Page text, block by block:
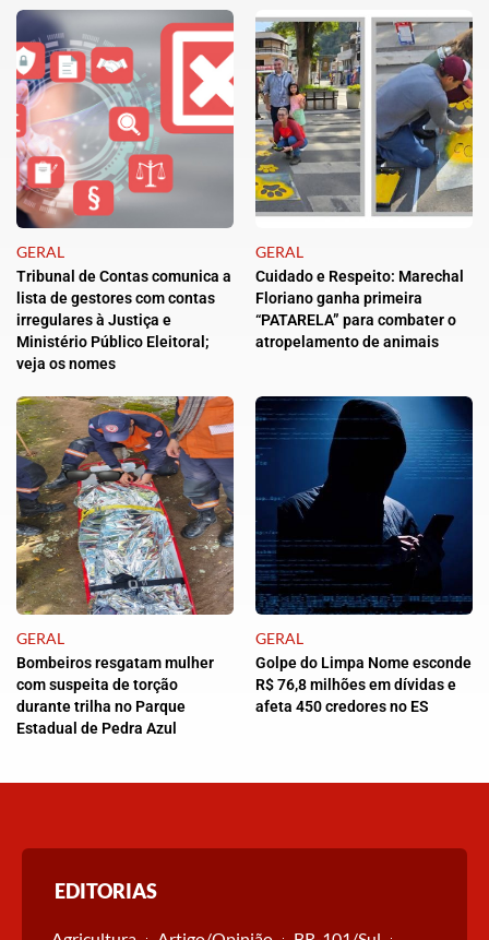
GERAL
Tribunal de Contas comunica a
lista de gestores com contas
irregulares à Justiça e
Ministério Público Eleitoral;
veja os nomes
GERAL
Cuidado e Respeito: Marechal
Floriano ganha primeira
“PATARELA” para combater o
atropelamento de animais
GERAL
Bombeiros resgatam mulher
com suspeita de torção
durante trilha no Parque
Estadual de Pedra Azul
GERAL
Golpe do Limpa Nome esconde
R$ 76,8 milhões em dívidas e
afeta 450 credores no ES
EDITORIAS